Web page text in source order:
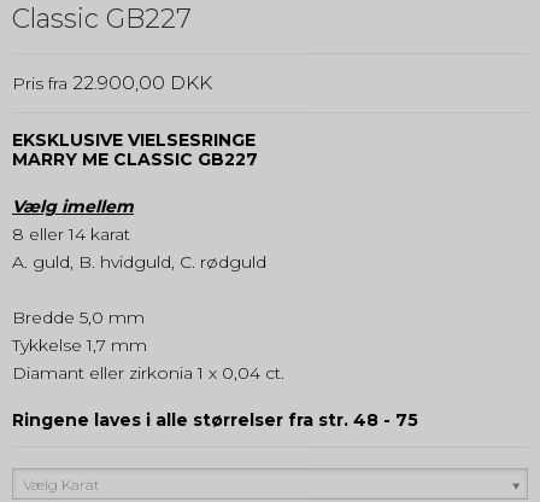
Classic GB227
Pris fra 22.900,00 DKK
EKSKLUSIVE VIELSESRINGE
MARRY ME CLASSIC GB227
Vælg imellem
8 eller 14 karat
A. guld, B. hvidguld, C. rødguld
Bredde 5,0 mm
Tykkelse 1,7 mm
Diamant eller zirkonia 1 x 0,04 ct.
Ringene laves i alle størrelser fra str. 48 - 75
Vælg Karat